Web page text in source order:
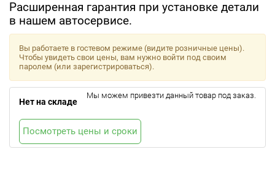
Расширенная гарантия при установке детали
в нашем автосервисе.
Вы работаете в гостевом режиме (видите розничные цены).
Чтобы увидеть свои цены, вам нужно войти под своим
паролем (или зарегистрироваться).
Нет на складе
Мы можем привезти данный товар под заказ.
Посмотреть цены и сроки